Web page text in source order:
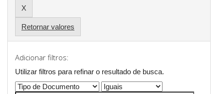
Retornar valores
Adicionar filtros:
Utilizar filtros para refinar o resultado de busca.